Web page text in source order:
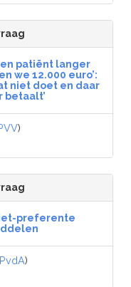
patiënt langer
we 12.000 euro’:
niet doet en daar
betaalt’
)
preferente
PvdA)